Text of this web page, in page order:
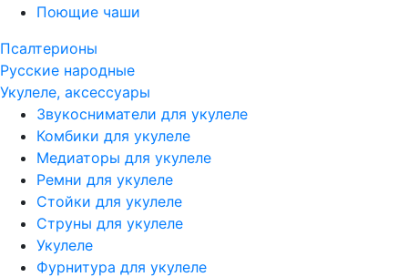
Поющие чаши
Псалтерионы
Русские народные
Укулеле, аксессуары
Звукосниматели для укулеле
Комбики для укулеле
Медиаторы для укулеле
Ремни для укулеле
Стойки для укулеле
Струны для укулеле
Укулеле
Фурнитура для укулеле